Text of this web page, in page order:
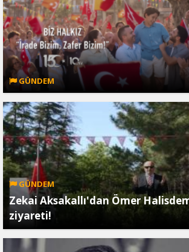
GÜNDEM
GÜNDEM
Zekai Aksakallı'dan Ömer
ziyareti!